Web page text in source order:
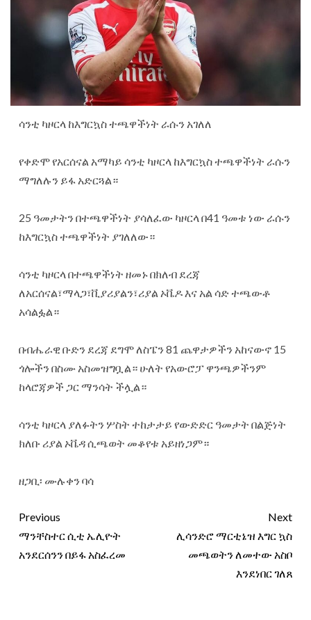
ሳንቲ ካዞርላ ከእግርኳስ ተጫዋችነት ራሱን አገለለ
የቀድሞ የአርሰናል አማካይ ሳንቲ ካዞርላ ከእግርኳስ ተጫዋችነት ራሱን
ማግለሉን ይፋ አድርጓል።
25 ዓመታትን በተጫዋችነት ያሳለፈው ካዞርላ በ41 ዓመቱ ነው ራሱን
ከእግርኳስ ተጫዋችነት ያገለለው።
ሳንቲ ካዞርላ በተጫዋችነት ዘመኑ በክለብ ደረጃ
ለአርሰናል፣ማላጋ፣ቪያሪያልን፣ሪያል ኦቬዶ እና አል ሳድ ተጫውቶ
አሳልፏል።
በብሔራዊ ቡድን ደረጃ ደግሞ ለስፔን 81 ጨዋታዎችን አከናውኖ 15
ጎሎችን በስሙ አስመዝግቧል። ሁለት የአውሮፓ ዋንጫዎችንም
ከላሮጃዎች ጋር ማንሳት ችሏል።
ሳንቲ ካዞርላ ያለፉትን ሦስት ተከታታይ የውድድር ዓመታት በልጅነት
ክለቡ ሪያል ኦቬዳ ሲጫወት መቆየቱ አይዘነጋም።
ዘጋቢ፡ ሙሉቀን ባሳ
Previous
ማንቸስተር ሲቲ ኤሊዮት
አንደርሰንን በይፋ አስፈረመ
Next
ሊሳንድሮ ማርቲኔዝ እግር ኳስ
መጫወትን ለመተው አስቦ
እንደነበር ገለጸ